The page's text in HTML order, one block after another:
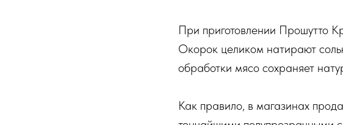
При приготовлении Прошутто
Окорок целиком натирают
обработки мясо сохраняет
Как правило, в магазинах